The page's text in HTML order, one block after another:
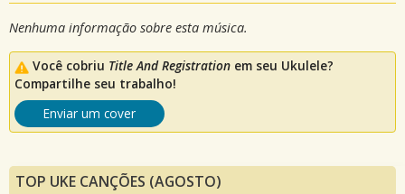
Nenhuma informação sobre esta música.
Você cobriu Title And Registration em seu Ukulele?
Compartilhe seu trabalho!
Enviar um cover
TOP UKE CANÇÕES (AGOSTO)